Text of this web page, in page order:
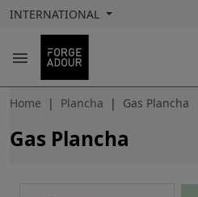
INTERNATIONAL

Home Plancha Gas Plancha
Gas Plancha